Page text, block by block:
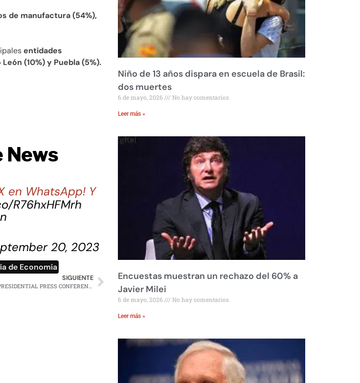
de manufactura (54%),
entidades
(10%) y Puebla (5%).
en WhatsApp! Y
R76hxHFMrh
20, 2023
de Economía
SIGUIENTE
SUMMARY – MORNING PRESIDENTIAL PRESS CONFERENCE – THURSDAY, MARCH 21, 2024
Niño de 13 años dispara en escuela de Brasil:
dos muertes
6 de mayo, 2026 No hay comentarios
Leer más »
Encuestas muestran un rechazo del 60% a
Javier Milei
6 de mayo, 2026 No hay comentarios
Leer más »